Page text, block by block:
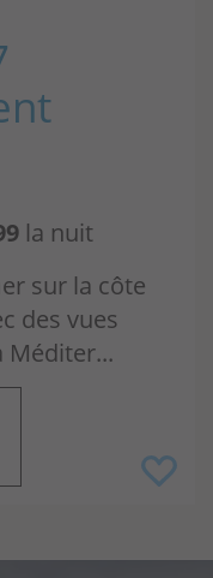
la nuit
sur la côte
des vues
Méditer...